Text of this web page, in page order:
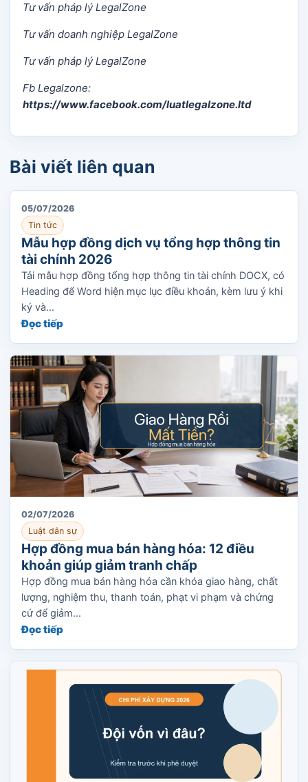
Tư vấn pháp lý LegalZone
Tư vấn doanh nghiệp LegalZone
Tư vấn pháp lý LegalZone
Fb Legalzone:
https://www.facebook.com/luatlegalzone.ltd
Bài viết liên quan
05/07/2026
Tin tức
Mẫu hợp đồng dịch vụ tổng hợp thông tin
tài chính 2026
Tải mẫu hợp đồng tổng hợp thông tin tài chính DOCX, có
Heading để Word hiện mục lục điều khoản, kèm lưu ý khi
ký và...
Đọc tiếp
02/07/2026
Luật dân sự
Hợp đồng mua bán hàng hóa: 12 điều
khoản giúp giảm tranh chấp
Hợp đồng mua bán hàng hóa cần khóa giao hàng, chất
lượng, nghiệm thu, thanh toán, phạt vi phạm và chứng
cứ để giảm...
Đọc tiếp